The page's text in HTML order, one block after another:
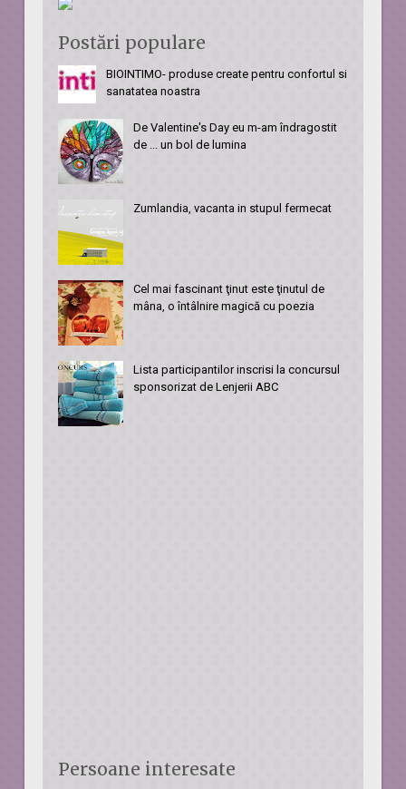
Postări populare
BIOINTIMO- produse create pentru confortul si
sanatatea noastra
De Valentine's Day eu m-am îndragostit
de ... un bol de lumina
Zumlandia, vacanta in stupul fermecat
Cel mai fascinant ţinut este ţinutul de
mâna, o întâlnire magică cu poezia
Lista participantilor inscrisi la concursul
sponsorizat de Lenjerii ABC
Persoane interesate